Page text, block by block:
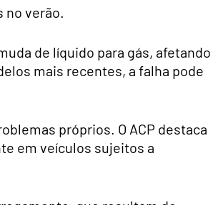
verão.
de líquido para gás, afetando
mais recentes, a falha pode
próprios. O ACP destaca
em veículos sujeitos a